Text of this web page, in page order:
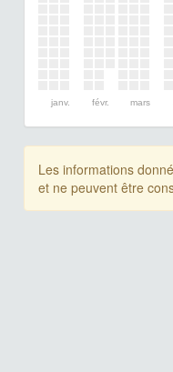
janv. févr. mars
Les informations
et ne peuvent être